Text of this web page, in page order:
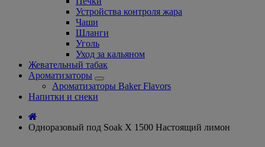
Устройства контроля жара
Чаши
Шланги
Уголь
Уход за кальяном
Жевательный табак
Ароматизаторы
Ароматизаторы Baker Flavors
Напитки и снеки
Одноразовый под Soak X 1500 Настоящий лимон